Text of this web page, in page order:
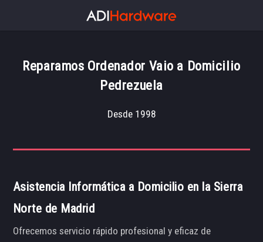
Reparamos Ordenador Vaio a Domicilio
Pedrezuela
Desde 1998
Asistencia Informática a Domicilio en la Sierra
Norte de Madrid
Ofrecemos servicio rápido profesional y eficaz de